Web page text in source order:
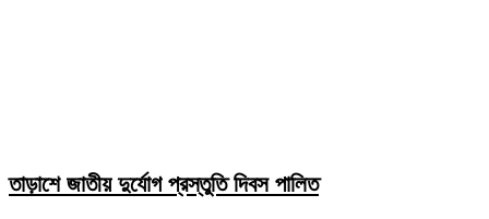
তাড়াশে জাতীয় দুর্যোগ প্রস্তুতি দিবস পালিত